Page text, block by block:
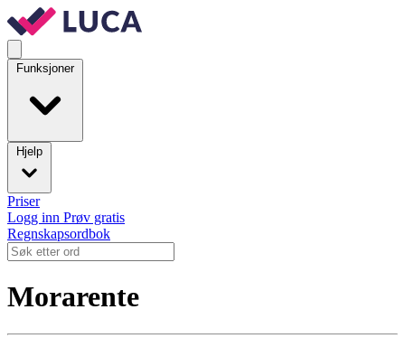
Funksjoner
Hjelp
Priser
Logg inn Prøv gratis
Regnskapsordbok
Morarente